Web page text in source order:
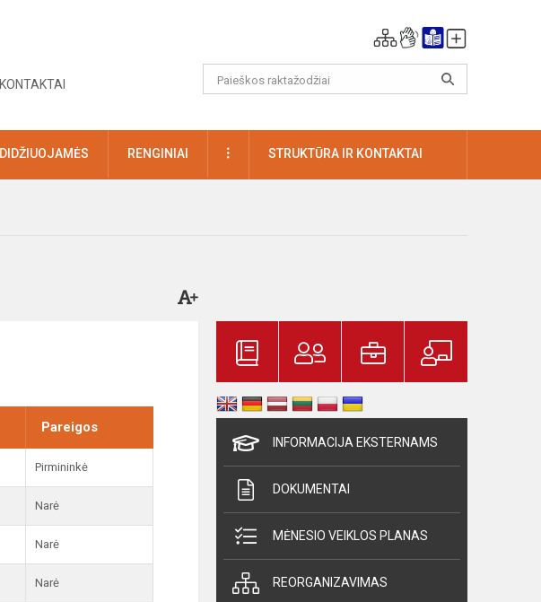
KONTAKTAI
DIDŽIUOJAMĖS RENGINIAI DAUGIAUSTRUKTŪRA IR KONTAKTAI
Pareigos
Pirmininkė
Narė
Narė
Narė
INFORMACIJA EKSTERNAMS
DOKUMENTAI
MĖNESIO VEIKLOS PLANAS
REORGANIZAVIMAS